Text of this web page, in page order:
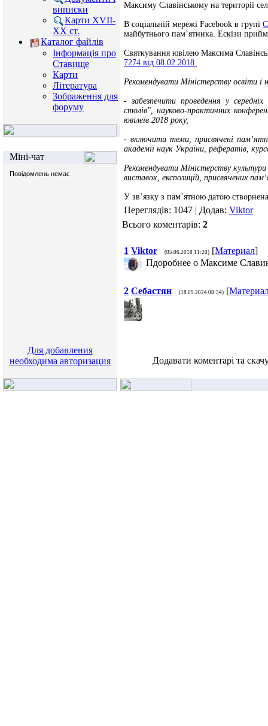
виписки
Карти XVII-
XX ст.
Каталог файлів
Інформація про
Ставище
Карти
Література
Зображення для
форуму
Міні-чат
Для добавления
необходима авторизация
Максиму Славінському на території
В соціальній мережі Facebook в групі
майбутнього пам’ятника. Ескізи
Святкування ювілею Максима
7274 від 08.02.2018.
Рекомендувати Міністерству освіти і
- забезпечити проведення у
столів", науково-практичних
ювілеїв 2018 року;
- включити теми, присвячені
академії наук України, рефератів,
Рекомендувати Міністерству
виставок, експозицій, присвячених
У зв’язку з пам’ятною датою
Переглядів: 1047 | Додав: Viktor
Всього коментарів: 2
1 Viktor (05.06.2018 11:20) [Материал]
Пдоробнее о Максиме
2 Себастян (18.09.2024 08:34) [
Додавати коментарі та